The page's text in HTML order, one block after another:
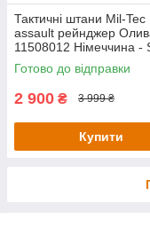
Тактичні штани Mil-Tec
assault рейнджер
11508012 Німеччина -
Готово до відправки
2 900 ₴ 3 999 ₴
Купити